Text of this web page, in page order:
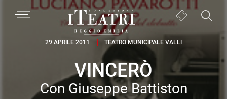
MENU
Fondazione
Teatri
Reggio
Emilia
Biglietteria
una
29 APRILE 2011 TEATRO MUNICIPALE VALLI
VINCERÒ
Con Giuseppe Battiston